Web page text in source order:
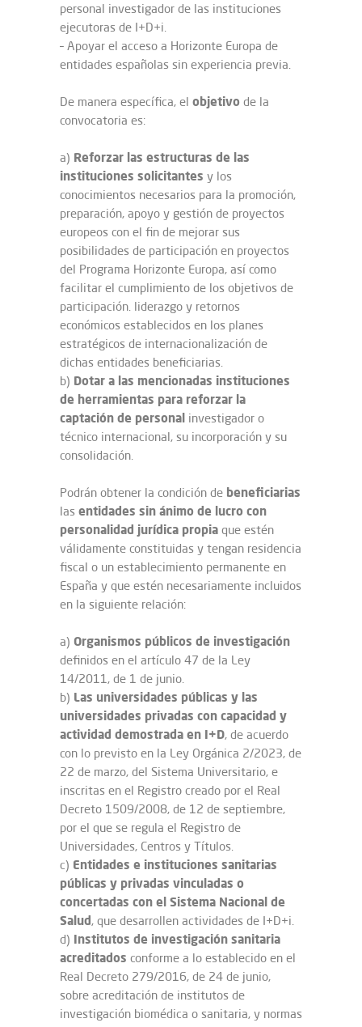
personal investigador de las instituciones
ejecutoras de I+D+i.
– Apoyar el acceso a Horizonte Europa de
entidades españolas sin experiencia previa.
De manera específica, el objetivo de la
convocatoria es:
a) Reforzar las estructuras de las
instituciones solicitantes y los
conocimientos necesarios para la promoción,
preparación, apoyo y gestión de proyectos
europeos con el fin de mejorar sus
posibilidades de participación en proyectos
del Programa Horizonte Europa, así como
facilitar el cumplimiento de los objetivos de
participación. liderazgo y retornos
económicos establecidos en los planes
estratégicos de internacionalización de
dichas entidades beneficiarias.
b) Dotar a las mencionadas instituciones
de herramientas para reforzar la
captación de personal investigador o
técnico internacional, su incorporación y su
consolidación.
Podrán obtener la condición de beneficiarias
las entidades sin ánimo de lucro con
personalidad jurídica propia que estén
válidamente constituidas y tengan residencia
fiscal o un establecimiento permanente en
España y que estén necesariamente incluidos
en la siguiente relación:
a) Organismos públicos de investigación
definidos en el artículo 47 de la Ley
14/2011, de 1 de junio.
b) Las universidades públicas y las
universidades privadas con capacidad y
actividad demostrada en I+D, de acuerdo
con lo previsto en la Ley Orgánica 2/2023, de
22 de marzo, del Sistema Universitario, e
inscritas en el Registro creado por el Real
Decreto 1509/2008, de 12 de septiembre,
por el que se regula el Registro de
Universidades, Centros y Títulos.
c) Entidades e instituciones sanitarias
públicas y privadas vinculadas o
concertadas con el Sistema Nacional de
Salud, que desarrollen actividades de I+D+i.
d) Institutos de investigación sanitaria
acreditados conforme a lo establecido en el
Real Decreto 279/2016, de 24 de junio,
sobre acreditación de institutos de
investigación biomédica o sanitaria, y normas